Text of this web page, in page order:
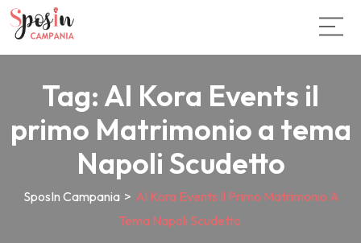
Tag: Al Kora Events il
primo Matrimonio a tema
Napoli Scudetto
SposIn Campania > Al Kora Events Il Primo Matrimonio A
Tema Napoli Scudetto